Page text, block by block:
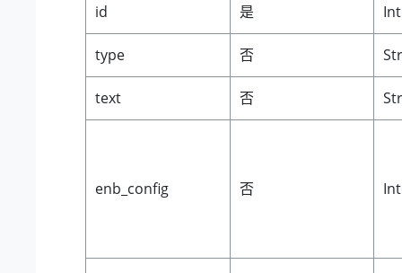
id 是
type 否
text 否
enb_config 否